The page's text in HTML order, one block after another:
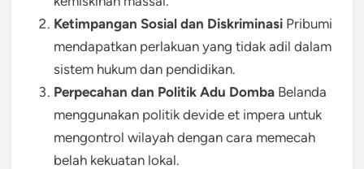
Ketimpangan Sosial dan Diskriminasi Pribumi
mendapatkan perlakuan yang tidak adil dalam
sistem hukum dan pendidikan.
Perpecahan dan Politik Adu Domba Belanda
menggunakan politik devide et impera untuk
mengontrol wilayah dengan cara memecah
belah kekuatan lokal.